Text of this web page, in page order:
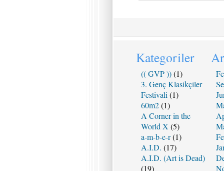
Kategoriler
(( GVP ))(1)
3. Genç Klasikçiler
Festivali (1)
60m2(1)
A Corner in the
World X (5)
a-m-b-e-r(1)
A.I.D. (17)
A.I.D. (Art is Dead)
(19)